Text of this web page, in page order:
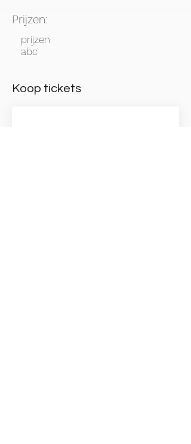
Prijzen:
prijzen
abc
Koop tickets